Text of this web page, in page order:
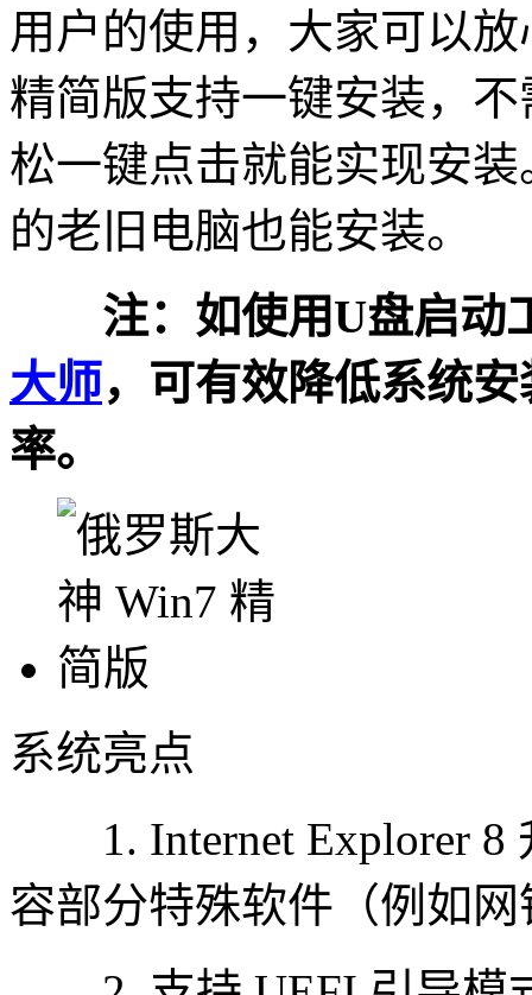
用户的使用，大家可以
精简版支持一键安装，
松一键点击就能实现安
的老旧电脑也能安装。
注：如使用U盘启动
大师，可有效降低系统
率。
系统亮点
1. Internet Explorer 8
容部分特殊软件（例如网